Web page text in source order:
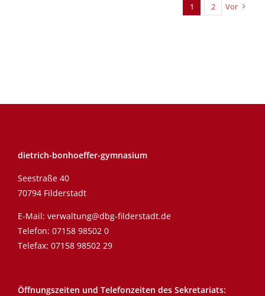
1 2 Vor
dietrich-bonhoeffer-gymnasium
Seestraße 40
70794 Filderstadt
E-Mail: verwaltung@dbg-filderstadt.de
Telefon: 07158 98502 0
Telefax: 07158 98502 29
Öffnungszeiten und Telefonzeiten des Sekretariats: